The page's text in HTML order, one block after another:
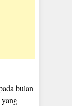
bulan
yang